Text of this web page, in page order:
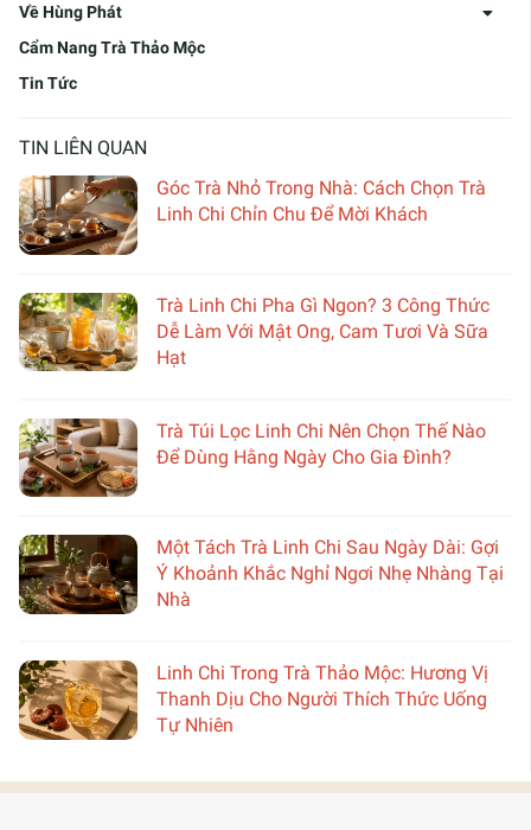
Về Hùng Phát
Cẩm Nang Trà Thảo Mộc
Tin Tức
TIN LIÊN QUAN
Góc Trà Nhỏ Trong Nhà: Cách Chọn Trà
Linh Chi Chỉn Chu Để Mời Khách
Trà Linh Chi Pha Gì Ngon? 3 Công Thức
Dễ Làm Với Mật Ong, Cam Tươi Và Sữa
Hạt
Trà Túi Lọc Linh Chi Nên Chọn Thế Nào
Để Dùng Hằng Ngày Cho Gia Đình?
Một Tách Trà Linh Chi Sau Ngày Dài: Gợi
Ý Khoảnh Khắc Nghỉ Ngơi Nhẹ Nhàng Tại
Nhà
Linh Chi Trong Trà Thảo Mộc: Hương Vị
Thanh Dịu Cho Người Thích Thức Uống
Tự Nhiên